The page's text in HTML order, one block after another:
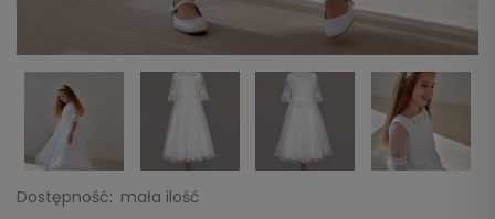
Dostępność: mała ilość